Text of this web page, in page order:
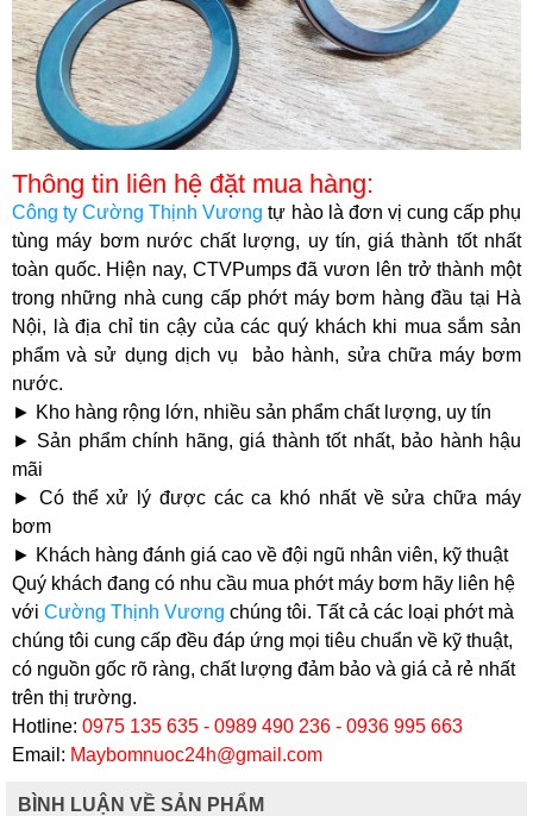
Thông tin liên hệ đặt mua hàng:
Công ty Cường Thịnh Vương tự hào là đơn vị cung cấp phụ
tùng máy bơm nước chất lượng, uy tín, giá thành tốt nhất
toàn quốc. Hiện nay, CTVPumps đã vươn lên trở thành một
trong những nhà cung cấp phớt máy bơm hàng đầu tại Hà
Nội, là địa chỉ tin cậy của các quý khách khi mua sắm sản
phẩm và sử dụng dịch vụ bảo hành, sửa chữa máy bơm
nước.
► Kho hàng rộng lớn, nhiều sản phẩm chất lượng, uy tín
► Sản phẩm chính hãng, giá thành tốt nhất, bảo hành hậu
mãi
► Có thể xử lý được các ca khó nhất về sửa chữa máy
bơm
► Khách hàng đánh giá cao về đội ngũ nhân viên, kỹ thuật
Quý khách đang có nhu cầu mua phớt máy bơm hãy liên hệ
với Cường Thịnh Vương chúng tôi. Tất cả các loại phớt mà
chúng tôi cung cấp đều đáp ứng mọi tiêu chuẩn về kỹ thuật,
có nguồn gốc rõ ràng, chất lượng đảm bảo và giá cả rẻ nhất
trên thị trường.
Hotline: 0975 135 635 - 0989 490 236 - 0936 995 663
Email: Maybomnuoc24h@gmail.com
BÌNH LUẬN VỀ SẢN PHẨM